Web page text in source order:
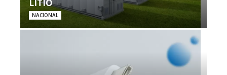
LITIO
NACIONAL